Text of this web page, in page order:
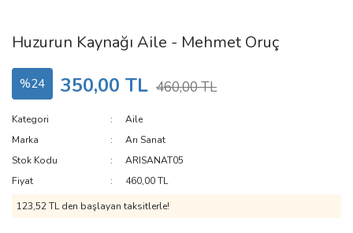
Huzurun Kaynağı Aile - Mehmet Oruç
%24 350,00 TL 460,00 TL
Kategori
Aile
Marka
Arı Sanat
Stok Kodu
ARISANAT05
Fiyat
460,00 TL
123,52 TL den başlayan taksitlerle!